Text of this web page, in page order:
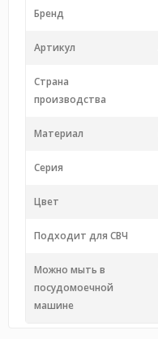
Бренд
Артикул
Страна
производства
Материал
Серия
Цвет
Подходит для СВЧ
Можно мыть в
посудомоечной
машине